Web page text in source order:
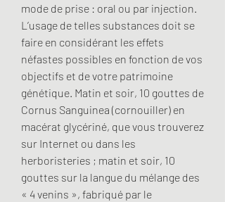
mode de prise : oral ou par injection.
L’usage de telles substances doit se
faire en considérant les effets
néfastes possibles en fonction de vos
objectifs et de votre patrimoine
génétique. Matin et soir, 10 gouttes de
Cornus Sanguinea (cornouiller) en
macérat glycériné, que vous trouverez
sur Internet ou dans les
herboristeries ; matin et soir, 10
gouttes sur la langue du mélange des
« 4 venins », fabriqué par le